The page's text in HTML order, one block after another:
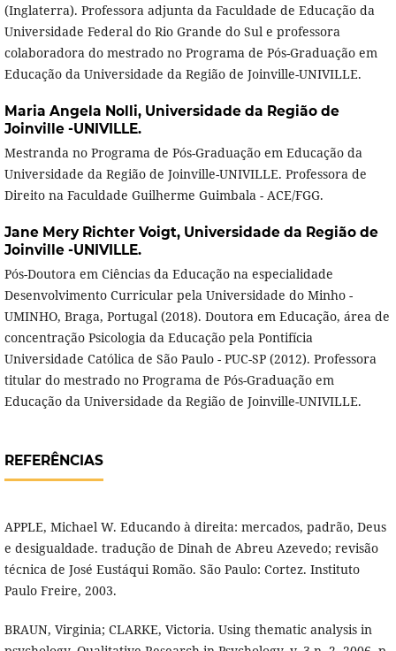
(Inglaterra). Professora adjunta da Faculdade de Educação da
Universidade Federal do Rio Grande do Sul e professora
colaboradora do mestrado no Programa de Pós-Graduação em
Educação da Universidade da Região de Joinville-UNIVILLE.
Maria Angela Nolli, Universidade da Região de
Joinville -UNIVILLE.
Mestranda no Programa de Pós-Graduação em Educação da
Universidade da Região de Joinville-UNIVILLE. Professora de
Direito na Faculdade Guilherme Guimbala - ACE/FGG.
Jane Mery Richter Voigt, Universidade da Região de
Joinville -UNIVILLE.
Pós-Doutora em Ciências da Educação na especialidade
Desenvolvimento Curricular pela Universidade do Minho -
UMINHO, Braga, Portugal (2018). Doutora em Educação, área de
concentração Psicologia da Educação pela Pontifícia
Universidade Católica de São Paulo - PUC-SP (2012). Professora
titular do mestrado no Programa de Pós-Graduação em
Educação da Universidade da Região de Joinville-UNIVILLE.
REFERÊNCIAS
APPLE, Michael W. Educando à direita: mercados, padrão, Deus
e desigualdade. tradução de Dinah de Abreu Azevedo; revisão
técnica de José Eustáqui Romão. São Paulo: Cortez. Instituto
Paulo Freire, 2003.
BRAUN, Virginia; CLARKE, Victoria. Using thematic analysis in